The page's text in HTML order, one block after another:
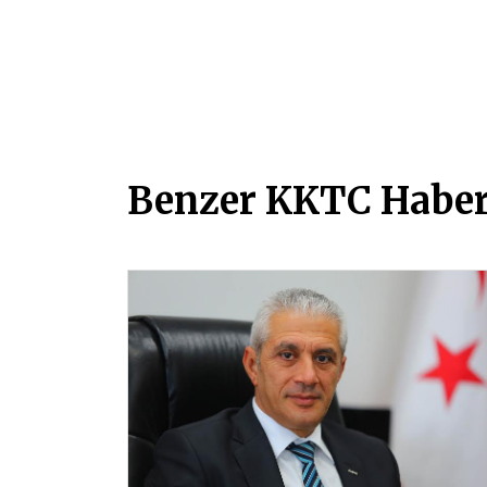
Benzer KKTC